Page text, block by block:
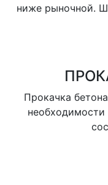
ниже рыночной.
Прокачка
необходимости